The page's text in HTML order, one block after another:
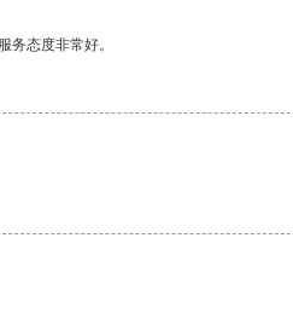
务态度非常好。